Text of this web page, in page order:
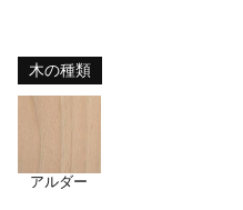
木の種類
アルダー